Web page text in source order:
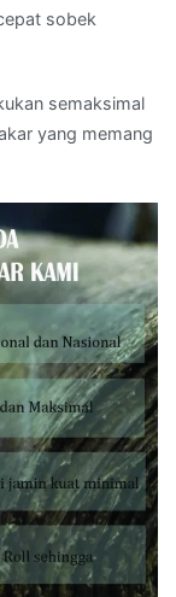
sobek
semaksimal
yang memang